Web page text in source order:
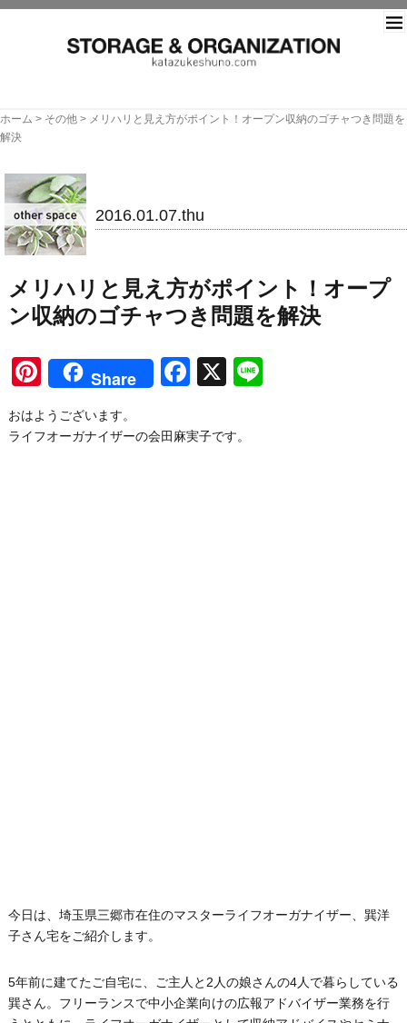
ホーム > その他 > メリハリと見え方がポイント！オープン収納のゴチャつき問題を
解決
2016.01.07.thu
メリハリと見え方がポイント！オープ
ン収納のゴチャつき問題を解決
Pinterest
Share Facebook
X
おはようございます。
ライフオーガナイザーの会田麻実子です。
今日は、埼玉県三郷市在住のマスターライフオーガナイザー、巽洋
子さん宅をご紹介します。
5年前に建てたご自宅に、ご主人と2人の娘さんの4人で暮らしている
巽さん。フリーランスで中小企業向けの広報アドバイザー業務を行